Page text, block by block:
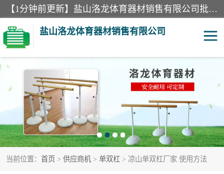
【1分钟前更新】盐山洛龙体育器材销售有限公司批量供应：300米障碍器材、400米障碍器材、部队训练器材、双杠、体操垫、舞蹈把杆等产品。盐山洛龙体育器材销售有限公司经过多年的发展，集研发，生产，销售，售后服务为一体. 奉行“质量，信誉，服务”的宗旨，以开拓创新的精神和真诚守信的态度积极进取。
盐山洛龙体育器材销售有限公司
当前位置： 首页 > 供应商机 > 单双杠 > 凉山单双杠厂家 使用方法
单双杠 舞蹈把杆
400米障碍器材 体操垫
300米障碍器材 攀爬架
塑胶跑道 400米障碍器材1